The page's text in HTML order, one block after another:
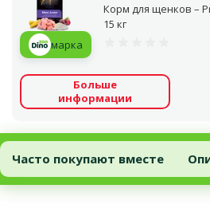
Корм для щенков –
15 кг
марка
Больше
информации
Корм для собак – Eukanuba Puppy
Добавить в корзину
Часто покупают вместе
В начало страницы